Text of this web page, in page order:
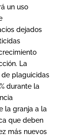
un uso
dejados
La
de plaguicidas
durante la
la granja a la
que deben
más nuevos